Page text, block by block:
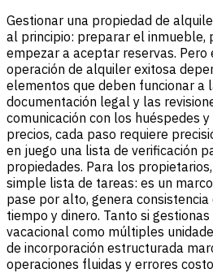
Gestionar una propiedad de
al principio: preparar el inmueble,
empezar a aceptar reservas. Pero
operación de alquiler exitosa
elementos que deben funcionar a
documentación legal y las
comunicación con los huéspedes
precios, cada paso requiere
en juego una lista de verificación
propiedades. Para los
simple lista de tareas: es un
pase por alto, genera
tiempo y dinero. Tanto si
vacacional como múltiples
de incorporación estructurada
operaciones fluidas y errores